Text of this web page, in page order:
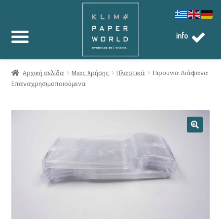
Αρχική σελίδα Μιας Χρήσης Πλαστικά
Πιρούνια Διάφανα
Επαναχρησιμοποιούμενα
info